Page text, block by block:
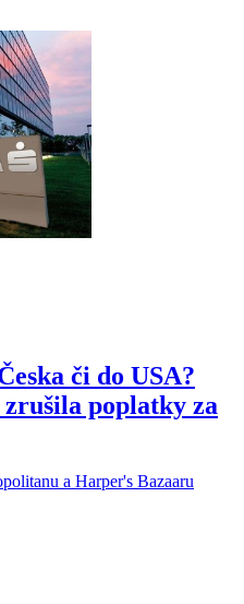
či do USA?
poplatky za